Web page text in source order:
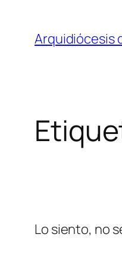
contenido
Arquidiócesis
Lo siento, no